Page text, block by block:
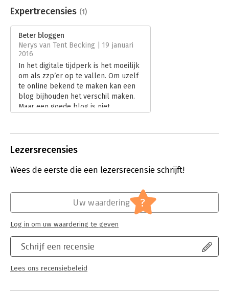
Uitgever:
Scriptum
Verschijningsdatum:
Hoofdrubriek: Internet en social media
Expertrecensies (1)
Beter bloggen
Nerys van Tent Becking | 19 januari
2016
In het digitale tijdperk is het moeilijk
om als zzp’er op te vallen. Om uzelf
te online bekend te maken kan een
blog bijhouden het verschil maken.
Maar een goede blog is niet
‘Beter Bloggen’ handvatten en uitleg
en hoe u de balans tussen
Lezersrecensies
Wees de eerste die een lezersrecensie schrijft!
Schrijf een recensie
Lees ons recensiebeleid
Uw waardering ?
Log in om uw waardering te geven